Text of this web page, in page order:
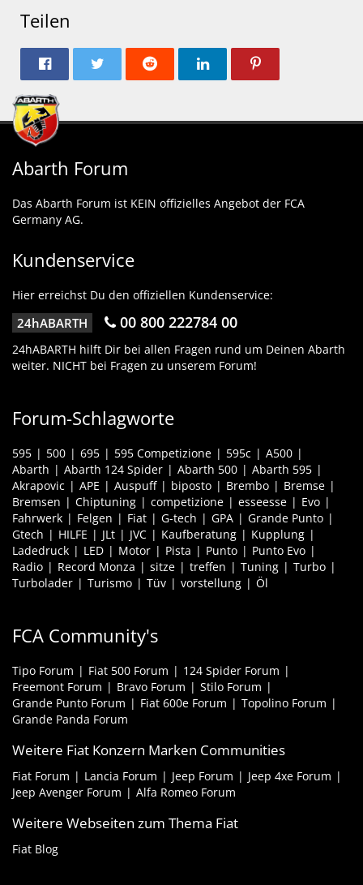
Teilen
Abarth Forum
Das Abarth Forum ist KEIN offizielles Angebot der FCA
Germany AG.
Kundenservice
Hier erreichst Du den offiziellen Kundenservice:
24hABARTH 00 800 222784 00
24hABARTH hilft Dir bei allen Fragen rund um Deinen Abarth
weiter. NICHT bei Fragen zu unserem Forum!
Forum-Schlagworte
595 500 695 595 Competizione 595c
A500
Abarth
Abarth 124 Spider Abarth 500
Abarth 595
Akrapovic
APE Auspuff biposto Brembo
Bremse
Bremsen
Chiptuning competizione esseesse
Evo
Fahrwerk
Felgen Fiat G-tech GPA
Grande Punto
Gtech
HILFE JLt JVC Kaufberatung
Kupplung
Ladedruck
LED Motor Pista Punto
Punto Evo
Radio
Record Monza sitze treffen Tuning
Turbo
Turbolader
Turismo Tüv vorstellung Öl
FCA Community's
Tipo Forum Fiat 500 Forum
124 Spider Forum
Freemont Forum
Bravo Forum
Stilo Forum
Grande Punto Forum
Fiat 600e Forum
Topolino Forum
Grande Panda Forum
Weitere Fiat Konzern Marken Communities
Fiat Forum Lancia Forum Jeep Forum
Jeep 4xe Forum
Jeep Avenger Forum
Alfa Romeo Forum
Weitere Webseiten zum Thema Fiat
Fiat Blog